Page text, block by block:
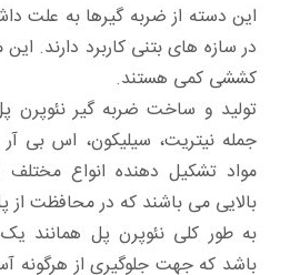
این دسته از ضربه گیر‌ها به علت
در سازه های بتنی کاربرد دارند.
کششی کمی هستند.
تولید و ساخت ضربه گیر نئوپرن
جمله نیتریت، سیلیکون، اس بی
مواد تشکیل دهنده انواع مختلف
بالایی می باشند که در محافظت از
به طور کلی نئوپرن پل همانند
باشد که جهت جلوگیری از